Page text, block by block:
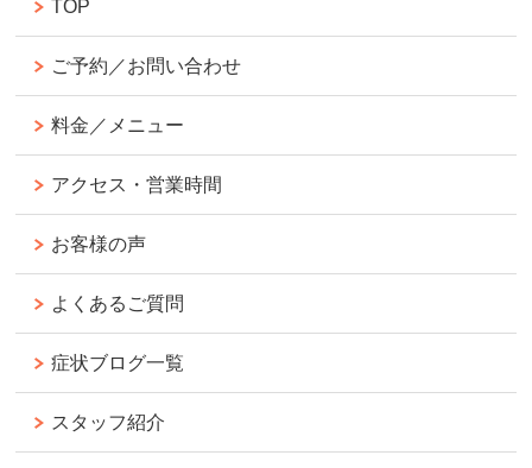
TOP
ご予約／お問い合わせ
料金／メニュー
アクセス・営業時間
お客様の声
よくあるご質問
症状ブログ一覧
スタッフ紹介